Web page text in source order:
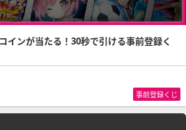
インが当たる！30秒で引ける事前登録く
事前登録くじ